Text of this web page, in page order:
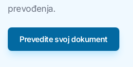
prevođenja.
Prevedite svoj dokument